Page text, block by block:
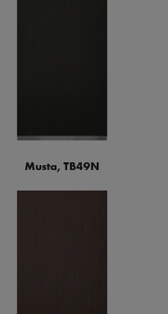
Musta, TB49N